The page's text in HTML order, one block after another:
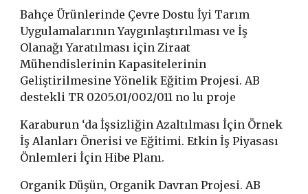
Bahçe Ürünlerinde Çevre Dostu İyi Tarım
Uygulamalarının Yaygınlaştırılması ve İş
Olanağı Yaratılması için Ziraat
Mühendislerinin Kapasitelerinin
Geliştirilmesine Yönelik Eğitim Projesi. AB
destekli TR 0205.01/002/011 no lu proje
Karaburun ‘da İşsizliğin Azaltılması İçin Örnek
İş Alanları Önerisi ve Eğitimi. Etkin İş Piyasası
Önlemleri İçin Hibe Planı.
Organik Düşün, Organik Davran Projesi. AB